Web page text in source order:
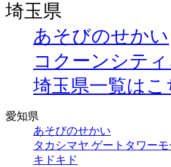
埼玉県
あそびのせかい
コクーンシテ
埼玉県一覧はこ
愛知県
あそびのせかい
タカシマヤ ゲートタワー
キドキド